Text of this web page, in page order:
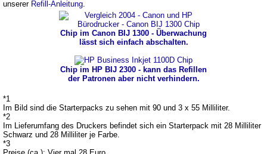
unserer Refill-Anleitung.
Chip im Canon BIJ 1300 - Überwachung
lässt sich einfach abschalten.
Chip im HP BIJ 2300 - kann das Refillen
der Patronen aber nicht verhindern.
*1
Im Bild sind die Starterpacks zu sehen mit 90 und 3 x 55 Milliliter.
*2
Im Lieferumfang des Druckers befindet sich ein Starterpack mit 28 Milliliter
Schwarz und 28 Milliliter je Farbe.
*3